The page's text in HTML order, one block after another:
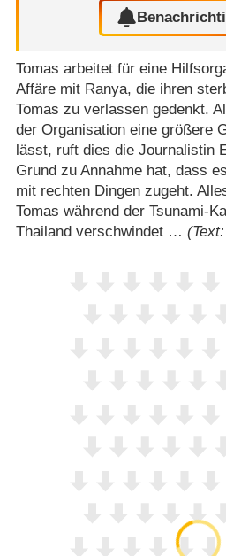
Tomas arbeitet für eine
Affäre mit Ranya, die ihren
Tomas zu verlassen gedenkt.
der Organisation eine größere
lässt, ruft dies die Journalistin
Grund zu Annahme hat, dass
mit rechten Dingen zugeht.
Tomas während der Tsunami-
Thailand verschwindet …